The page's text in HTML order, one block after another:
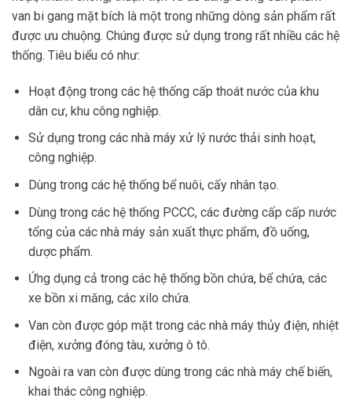
van bi gang mặt bích là một trong những dòng sản phẩm rất
được ưu chuộng. Chúng được sử dụng trong rất nhiều các hệ
thống. Tiêu biểu có như:
Hoạt động trong các hệ thống cấp thoát nước của khu
dân cư, khu công nghiệp.
Sử dụng trong các nhà máy xử lý nước thải sinh hoạt,
công nghiệp.
Dùng trong các hệ thống bể nuôi, cấy nhân tạo.
Dùng trong các hệ thống PCCC, các đường cấp cấp nước
tổng của các nhà máy sản xuất thực phẩm, đồ uống,
dược phẩm.
Ứng dụng cả trong các hệ thống bồn chứa, bể chứa, các
xe bồn xi măng, các xilo chứa.
Van còn được góp mặt trong các nhà máy thủy điện, nhiệt
điện, xưởng đóng tàu, xưởng ô tô.
Ngoài ra van còn được dùng trong các nhà máy chế biến,
khai thác công nghiệp.